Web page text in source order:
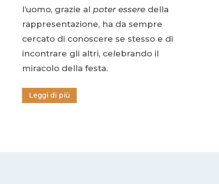
l’uomo, grazie al poter esseredella
rappresentazione, ha da sempre
cercato di conoscere se stesso e di
incontrare gli altri, celebrando il
miracolo della festa.
Leggi di più